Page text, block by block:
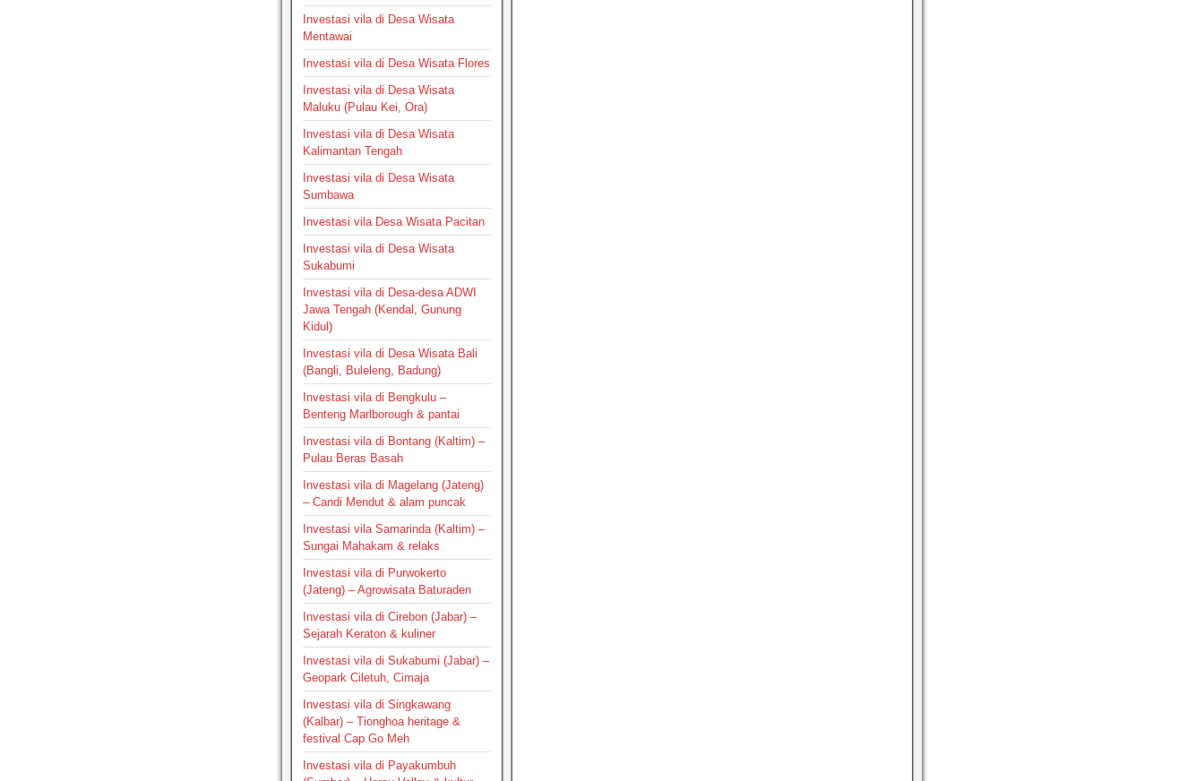
Investasi vila di Desa Wisata
Mentawai
Investasi vila di Desa Wisata Flores
Investasi vila di Desa Wisata
Maluku (Pulau Kei, Ora)
Investasi vila di Desa Wisata
Kalimantan Tengah
Investasi vila di Desa Wisata
Sumbawa
Investasi vila Desa Wisata Pacitan
Investasi vila di Desa Wisata
Sukabumi
Investasi vila di Desa-desa ADWI
Jawa Tengah (Kendal, Gunung
Kidul)
Investasi vila di Desa Wisata Bali
(Bangli, Buleleng, Badung)
Investasi vila di Bengkulu –
Benteng Marlborough & pantai
Investasi vila di Bontang (Kaltim) –
Pulau Beras Basah
Investasi vila di Magelang (Jateng)
– Candi Mendut & alam puncak
Investasi vila Samarinda (Kaltim) –
Sungai Mahakam & relaks
Investasi vila di Purwokerto
(Jateng) – Agrowisata Baturaden
Investasi vila di Cirebon (Jabar) –
Sejarah Keraton & kuliner
Investasi vila di Sukabumi (Jabar) –
Geopark Ciletuh, Cimaja
Investasi vila di Singkawang
(Kalbar) – Tionghoa heritage &
festival Cap Go Meh
Investasi vila di Payakumbuh